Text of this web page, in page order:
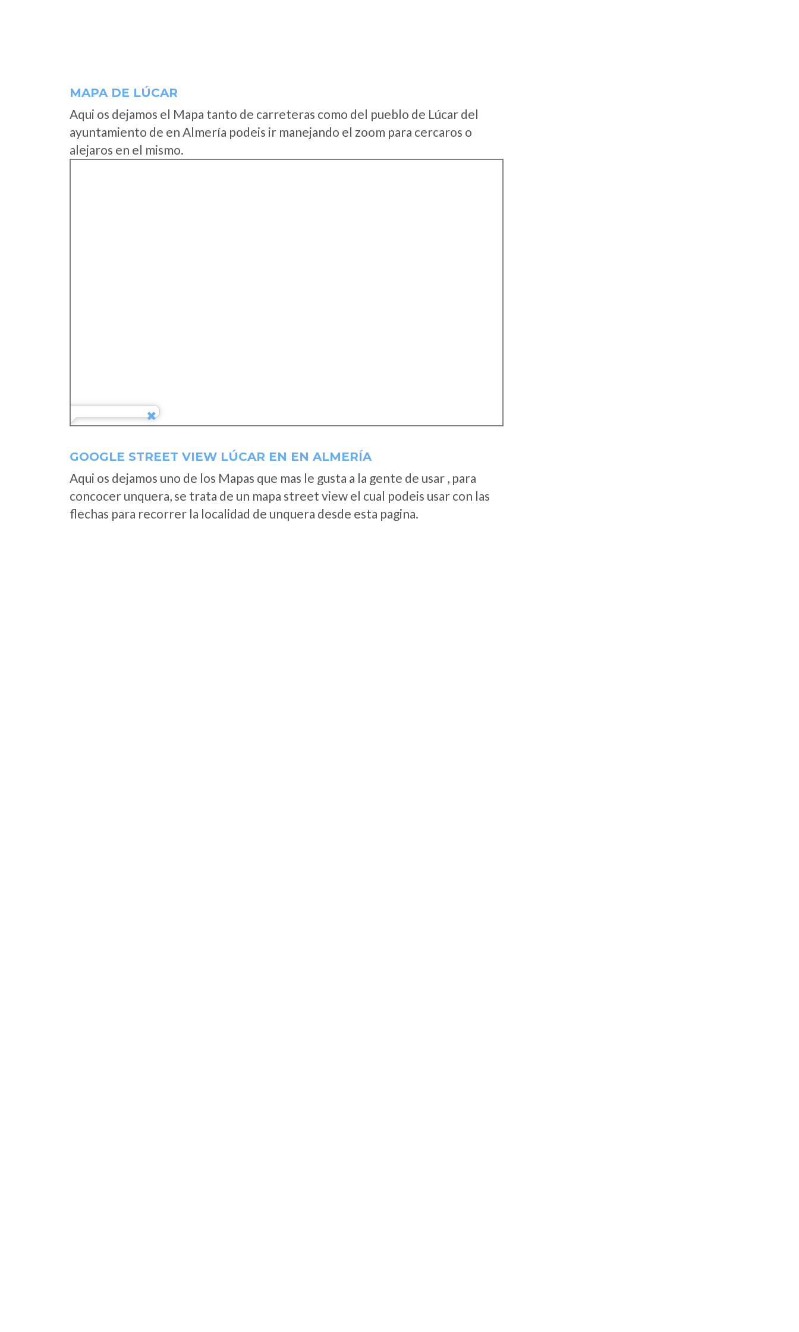
MAPA DE LÚCAR
Aqui os dejamos el Mapa tanto de carreteras como del pueblo de Lúcar del
ayuntamiento de en Almería podeis ir manejando el zoom para cercaros o
alejaros en el mismo.
GOOGLE STREET VIEW LÚCAR EN EN ALMERÍA
Aqui os dejamos uno de los Mapas que mas le gusta a la gente de usar , para
concocer unquera, se trata de un mapa street view el cual podeis usar con las
flechas para recorrer la localidad de unquera desde esta pagina.